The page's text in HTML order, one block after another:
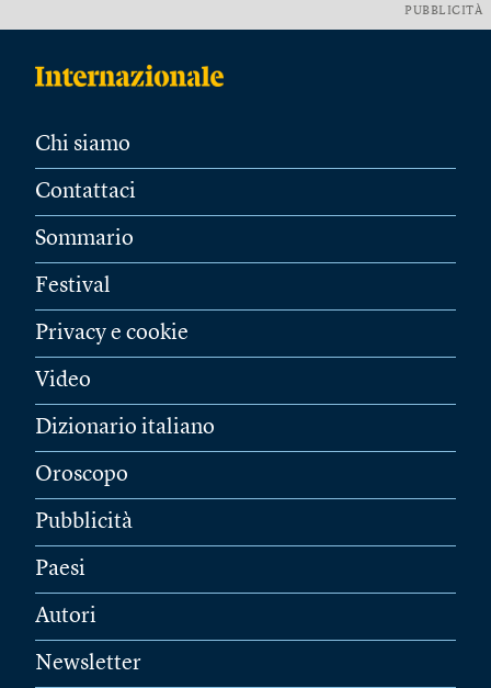
PUBBLICITÀ
Chi siamo
Contattaci
Sommario
Festival
Privacy e cookie
Video
Dizionario italiano
Oroscopo
Pubblicità
Paesi
Autori
Newsletter